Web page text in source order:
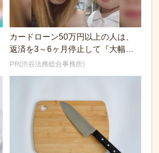
カードローン50万円以上の人は、
返済を3～6ヶ月停止して『大幅に
減額してから返済...
PR(渋谷法務総合事務所)